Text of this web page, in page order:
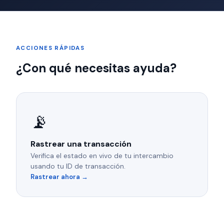
ACCIONES RÁPIDAS
¿Con qué necesitas ayuda?
📡
Rastrear una transacción
Verifica el estado en vivo de tu intercambio
usando tu ID de transacción.
Rastrear ahora →